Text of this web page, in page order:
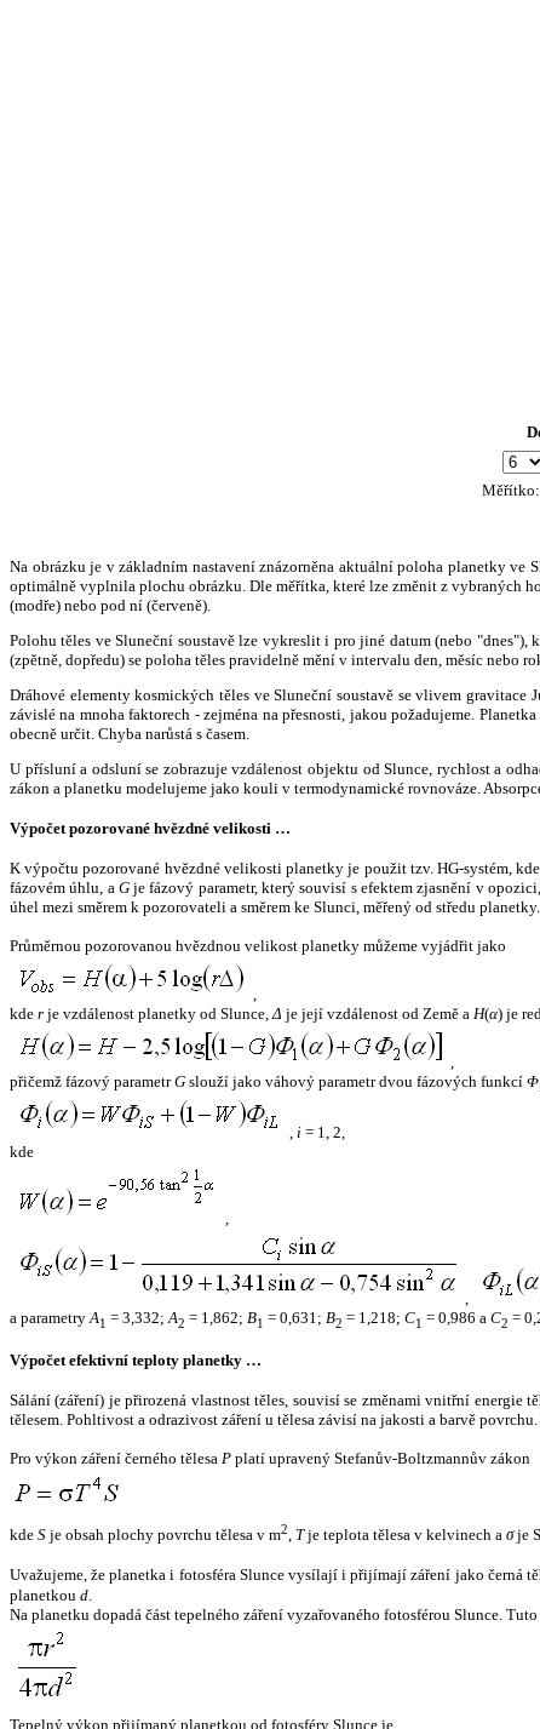
Měřítko:
Na obrázku je v základním nastavení znázorněna aktuální poloha planetky
optimálně vyplnila plochu obrázku. Dle měřítka, které lze změnit z vybraných
(modře) nebo pod ní (červeně).
Polohu těles ve Sluneční soustavě lze vykreslit i pro jiné datum (nebo "dnes"),
(zpětně, dopředu) se poloha těles pravidelně mění v intervalu den, měsíc nebo
Dráhové elementy kosmických těles ve Sluneční soustavě se vlivem
závislé na mnoha faktorech - zejména na přesnosti, jakou požadujeme.
obecně určit. Chyba narůstá s časem.
U přísluní a odsluní se zobrazuje vzdálenost objektu od Slunce, rychlost a
zákon a planetku modelujeme jako kouli v termodynamické rovnováze.
Výpočet pozorované hvězdné velikosti …
K výpočtu pozorované hvězdné velikosti planetky je použit tzv. HG-systém, kde
fázovém úhlu, a Gje fázový parametr, který souvisí s efektem zjasnění v
úhel mezi směrem k pozorovateli a směrem ke Slunci, měřený od středu
Průměrnou pozorovanou hvězdnou velikost planetky můžeme vyjádřit jako
,
kde r je vzdálenost planetky od Slunce,Δ je její vzdálenost od Země a H(α) je
,
přičemž fázový parametrG slouží jako váhový parametr dvou fázových funkcí Φ
, i = 1, 2,
kde
,
,
a parametryA1 = 3,332;A2 = 1,862; B1 = 0,631; B2 = 1,218; C1 = 0,986 a C2 =
Výpočet efektivní teploty planetky …
Sálání (záření) je přirozená vlastnost těles, souvisí se změnami vnitřní energie
tělesem. Pohltivost a odrazivost záření u tělesa závisí na jakosti a barvě
Pro výkon záření černého tělesa P platí upravený Stefanův-Boltzmannův zákon
kde S je obsah plochy povrchu tělesa v m2, Tje teplota tělesa v kelvinech a σje
Uvažujeme, že planetka i fotosféra Slunce vysílají i přijímají záření jako černá
planetkou d.
Na planetku dopadá část tepelného záření vyzařovaného fotosférou Slunce.
Tepelný výkon přijímaný planetkou od fotosféry Slunce je